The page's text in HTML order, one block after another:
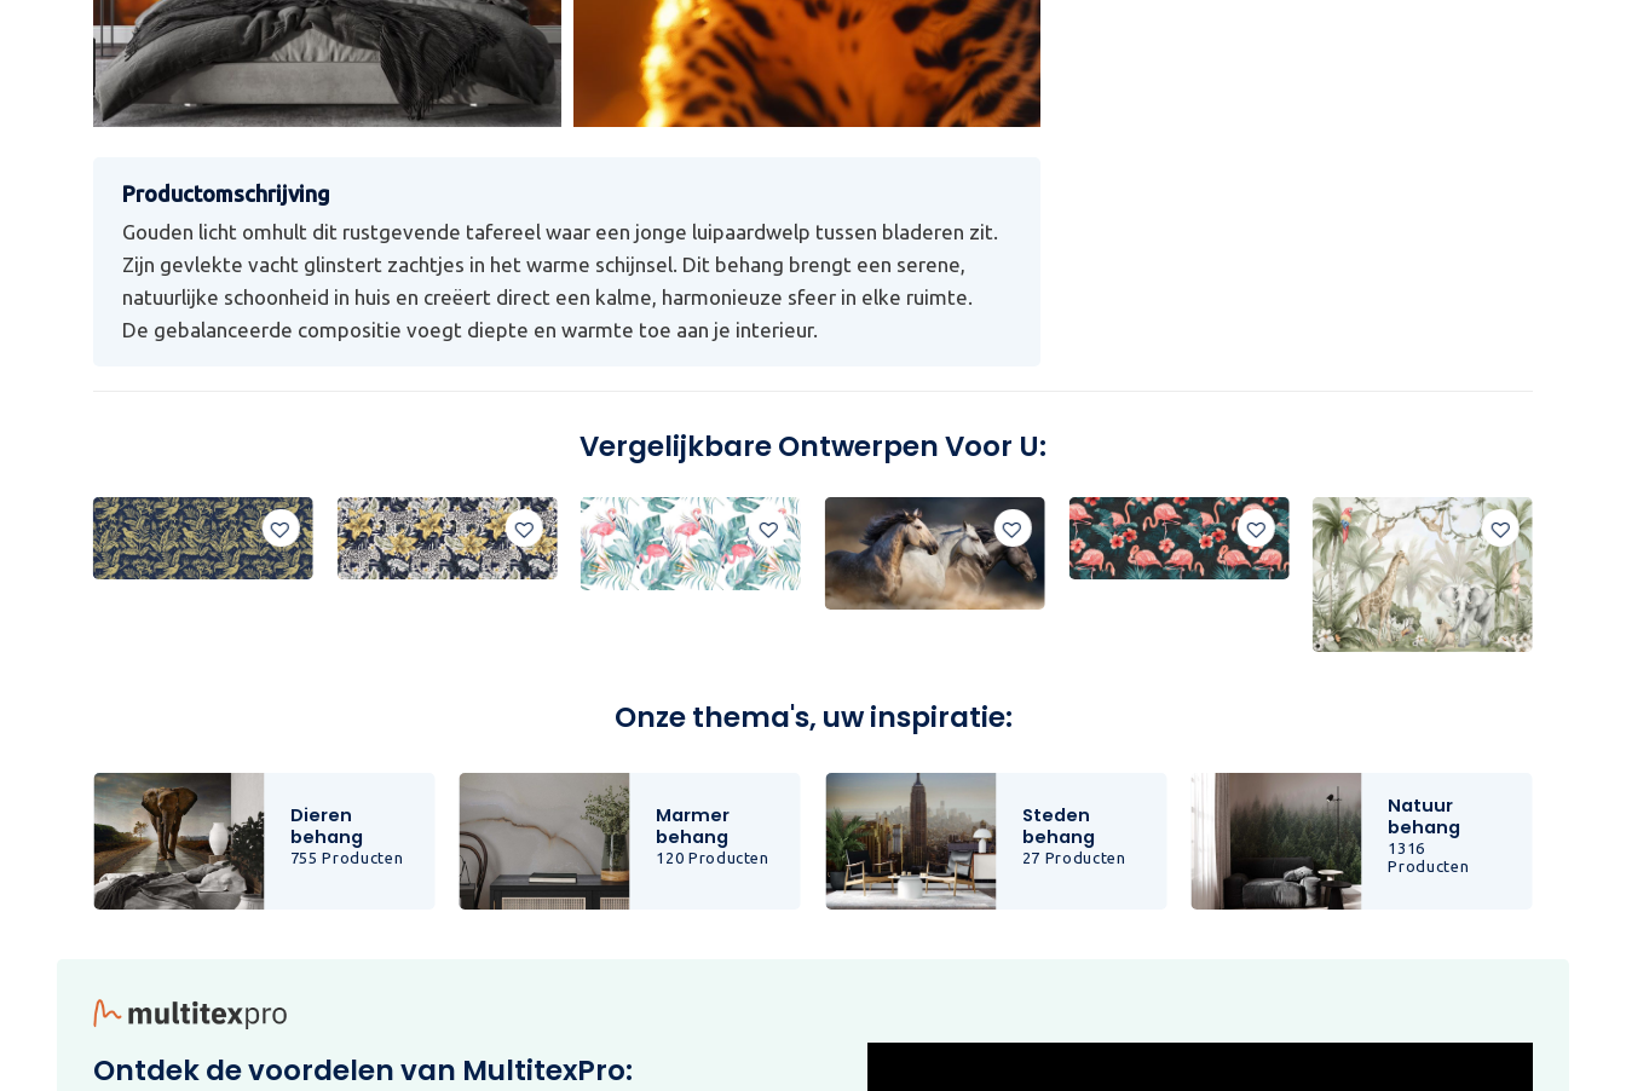
Gouden licht omhult dit rustgevende tafereel waar een jonge luipaardwelp tussen bladeren zit.
Zijn gevlekte vacht glinstert zachtjes in het warme schijnsel. Dit behang brengt een serene,
natuurlijke schoonheid in huis en creëert direct een kalme, harmonieuze sfeer in elke ruimte.
De gebalanceerde compositie voegt diepte en warmte toe aan je interieur.
Vergelijkbare Ontwerpen Voor U:
Onze thema's, uw inspiratie:
Dieren
behang
755 Producten
Marmer
behang
120 Producten
Steden
behang
27 Producten
Natuur
behang
1316
Producten
Ontdek de voordelen van MultitexPro: